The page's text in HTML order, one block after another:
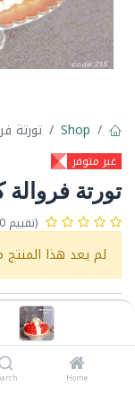
Home
Shop تورتة
غير متوفر
تورتة فروالة
(تقييم 0 )
لم يعد هذا المنتج
and Conditions :